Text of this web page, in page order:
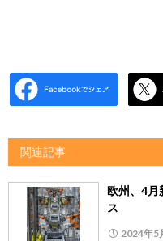
関連記事
欧州、4月
ス
2024年5